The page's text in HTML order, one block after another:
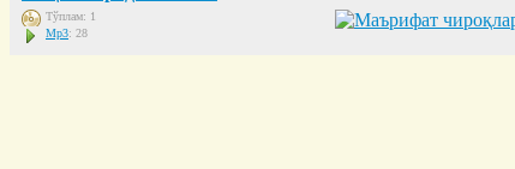
Тўплам: 1
Mp3: 28